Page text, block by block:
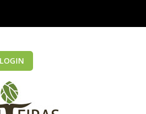
LOGIN